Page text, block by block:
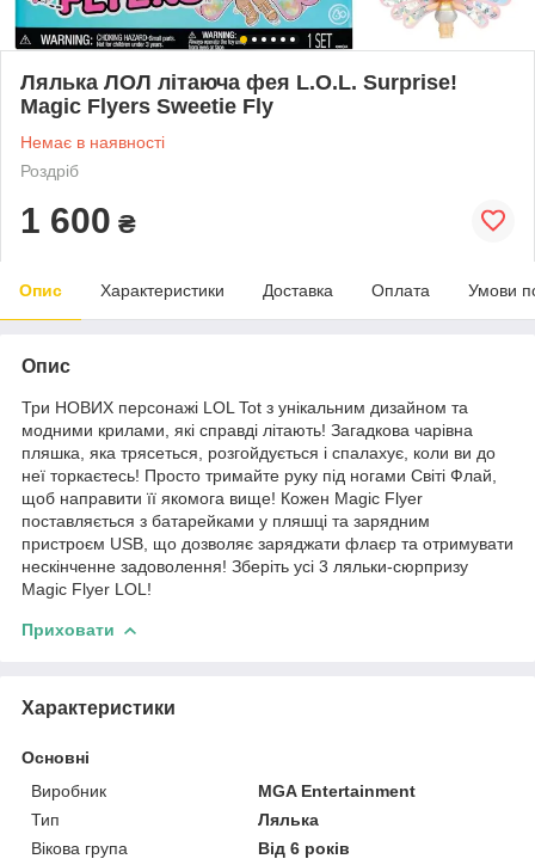
Лялька ЛОЛ літаюча фея L.O.L. Surprise!
Magic Flyers Sweetie Fly
Немає в наявності
Роздріб
1 600 ₴
Опис Характеристики Доставка Оплата Умови
Опис
Три НОВИХ персонажі LOL Tot з унікальним дизайном та
модними крилами, які справді літають! Загадкова чарівна
пляшка, яка трясеться, розгойдується і спалахує, коли ви до
неї торкаєтесь! Просто тримайте руку під ногами Світі Флай,
щоб направити її якомога вище! Кожен Magic Flyer
поставляється з батарейками у пляшці та зарядним
пристроєм USB, що дозволяє заряджати флаєр та отримувати
нескінченне задоволення! Зберіть усі 3 ляльки-сюрпризу
Magic Flyer LOL!
Приховати
Характеристики
Основні
Виробник
MGA Entertainment
Тип
Лялька
Вікова група
Від 6 років